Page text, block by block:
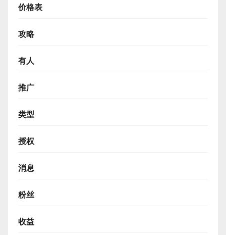
价格表
攻略
有人
推广
类型
授权
消息
粉丝
收益